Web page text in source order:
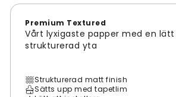
Premium Textured
Vårt lyxigaste papper med en lätt
strukturerad yta
Strukturerad matt finish
Sätts upp med tapetlim